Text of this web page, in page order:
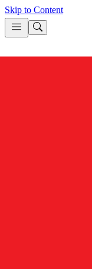
Skip to Content